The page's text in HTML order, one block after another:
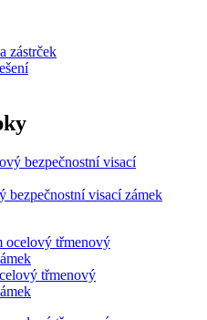
zástrček
bezpečnostní visací zámek
třmenový